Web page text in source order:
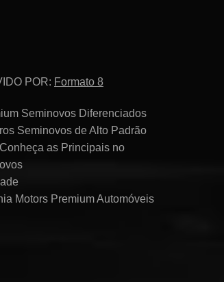
POR: Formato 8
Seminovos Diferenciados
Seminovos de Alto Padrão
as Principais no
Motors Premium Automóveis